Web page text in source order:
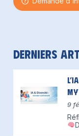
Derniers
9